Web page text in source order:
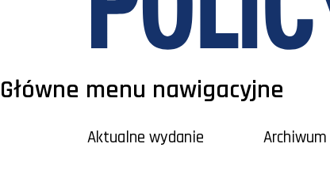
Główne menu nawigacyjne
Aktualne wydanie Archiwum